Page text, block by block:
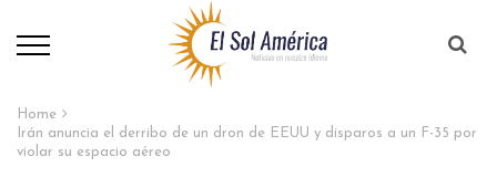
Home
Irán anuncia el derribo de un dron de EEUU y disparos a un F-35 por
violar su espacio aéreo